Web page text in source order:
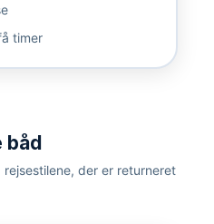
timer
båd
der er returneret